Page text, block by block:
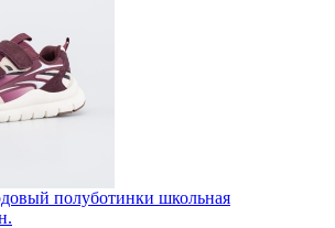
полуботинки школьная